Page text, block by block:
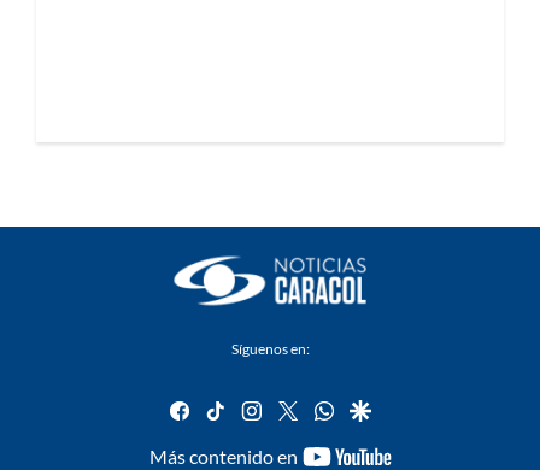
Síguenos en:
facebook
tiktok instagram
twitterwhatsapp
google
Más contenido en
youtube-